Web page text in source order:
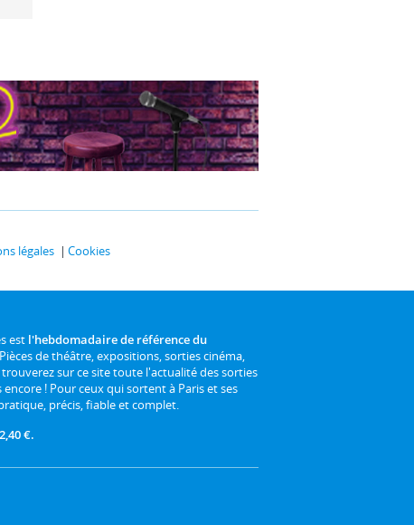
légales Cookies
est l'hebdomadaire de référence du
de théâtre, expositions, sorties cinéma,
sur ce site toute l'actualité des sorties
! Pour ceux qui sortent à Paris et ses
précis, fiable et complet.
€.